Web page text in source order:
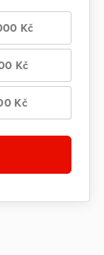
Kč
Kč
Kč